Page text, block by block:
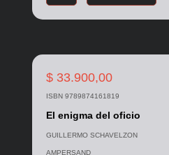
$ 33.900,00
ISBN 9789874161819
El enigma del oficio
GUILLERMO SCHAVELZON
AMPERSAND